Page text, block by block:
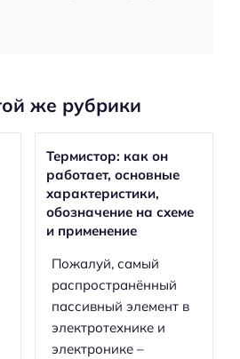
же рубрики
Термистор: как он
работает, основные
характеристики,
обозначение на схеме
и применение
Пожалуй, самый
распространённый
пассивный элемент в
электротехнике и
электронике –